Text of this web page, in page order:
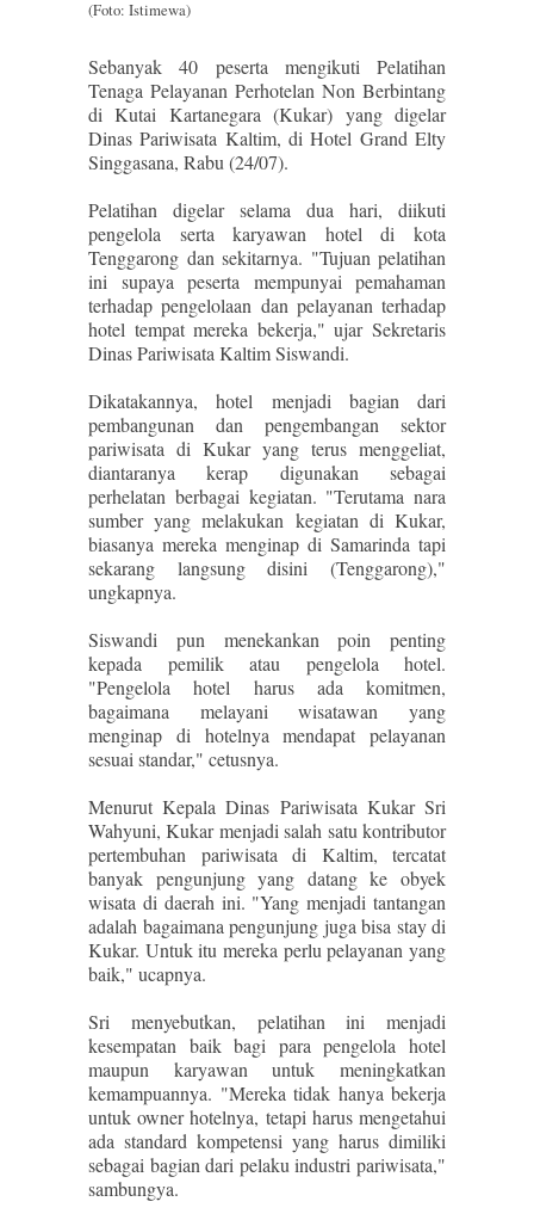
(Foto: Istimewa)
Sebanyak 40 peserta mengikuti Pelatihan
Tenaga Pelayanan Perhotelan Non Berbintang
di Kutai Kartanegara (Kukar) yang digelar
Dinas Pariwisata Kaltim, di Hotel Grand Elty
Singgasana, Rabu (24/07).
Pelatihan digelar selama dua hari, diikuti
pengelola serta karyawan hotel di kota
Tenggarong dan sekitarnya. "Tujuan pelatihan
ini supaya peserta mempunyai pemahaman
terhadap pengelolaan dan pelayanan terhadap
hotel tempat mereka bekerja," ujar Sekretaris
Dinas Pariwisata Kaltim Siswandi.
Dikatakannya, hotel menjadi bagian dari
pembangunan dan pengembangan sektor
pariwisata di Kukar yang terus menggeliat,
diantaranya kerap digunakan sebagai
perhelatan berbagai kegiatan. "Terutama nara
sumber yang melakukan kegiatan di Kukar,
biasanya mereka menginap di Samarinda tapi
sekarang langsung disini (Tenggarong),"
ungkapnya.
Siswandi pun menekankan poin penting
kepada pemilik atau pengelola hotel.
"Pengelola hotel harus ada komitmen,
bagaimana melayani wisatawan yang
menginap di hotelnya mendapat pelayanan
sesuai standar," cetusnya.
Menurut Kepala Dinas Pariwisata Kukar Sri
Wahyuni, Kukar menjadi salah satu kontributor
pertembuhan pariwisata di Kaltim, tercatat
banyak pengunjung yang datang ke obyek
wisata di daerah ini. "Yang menjadi tantangan
adalah bagaimana pengunjung juga bisa stay di
Kukar. Untuk itu mereka perlu pelayanan yang
baik," ucapnya.
Sri menyebutkan, pelatihan ini menjadi
kesempatan baik bagi para pengelola hotel
maupun karyawan untuk meningkatkan
kemampuannya. "Mereka tidak hanya bekerja
untuk owner hotelnya, tetapi harus mengetahui
ada standard kompetensi yang harus dimiliki
sebagai bagian dari pelaku industri pariwisata,"
sambungya.